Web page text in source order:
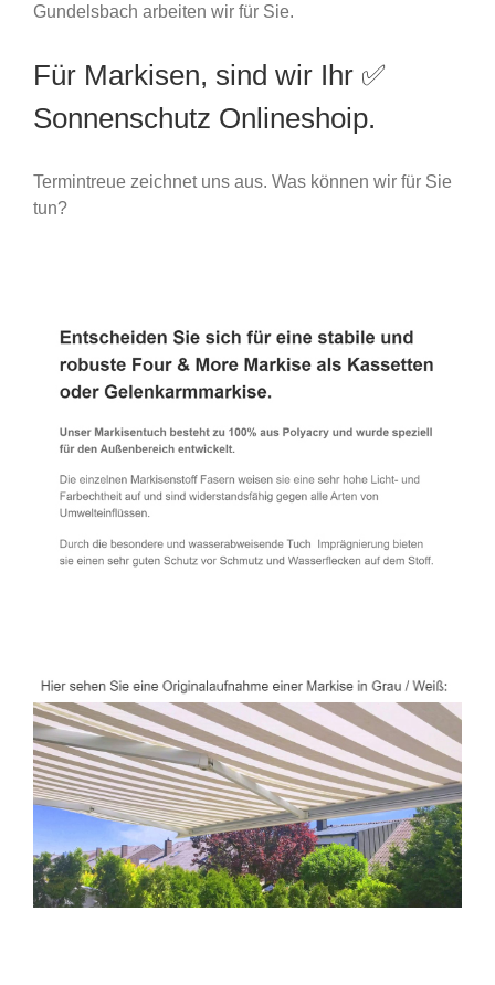
Gundelsbach arbeiten wir für Sie.
Für Markisen, sind wir Ihr ✅
Sonnenschutz Onlineshoip.
Termintreue zeichnet uns aus. Was können wir für Sie
tun?